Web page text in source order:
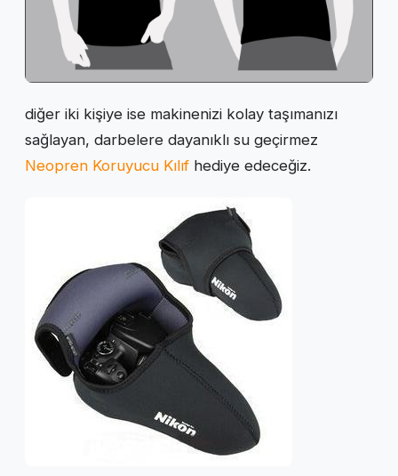
diğer iki kişiye ise makinenizi kolay taşımanızı
sağlayan, darbelere dayanıklı su geçirmez
Neopren Koruyucu Kılıf hediye edeceğiz.